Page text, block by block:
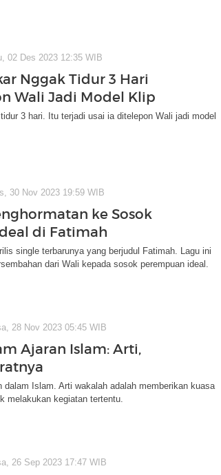
02 Des 2023 12:35 WIB
Nggak Tidur 3 Hari
Wali Jadi Model Klip
3 hari. Itu terjadi usai ia ditelepon Wali jadi model
30 Nov 2023 19:59 WIB
ke Sosok
di Fatimah
single terbarunya yang berjudul Fatimah. Lagu ini
dari Wali kepada sosok perempuan ideal.
28 Nov 2023 05:45 WIB
Ajaran Islam: Arti,
dalam Islam. Arti wakalah adalah memberikan kuasa
melakukan kegiatan tertentu.
26 Sep 2023 17:47 WIB